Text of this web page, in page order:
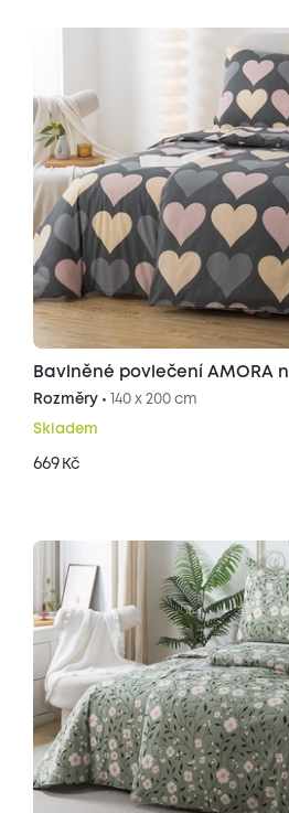
Bavlněné povlečení AMORA
Rozměry • 140 x 200 cm
Skladem
669 Kč